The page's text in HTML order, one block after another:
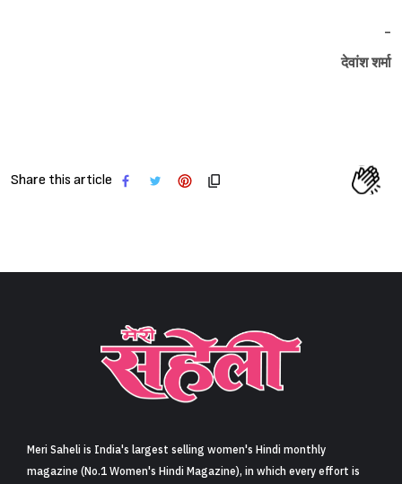
-
देवांश शर्मा
Share this article
Meri Saheli is India's largest selling women's Hindi monthly
magazine (No.1 Women's Hindi Magazine), in which every effort is